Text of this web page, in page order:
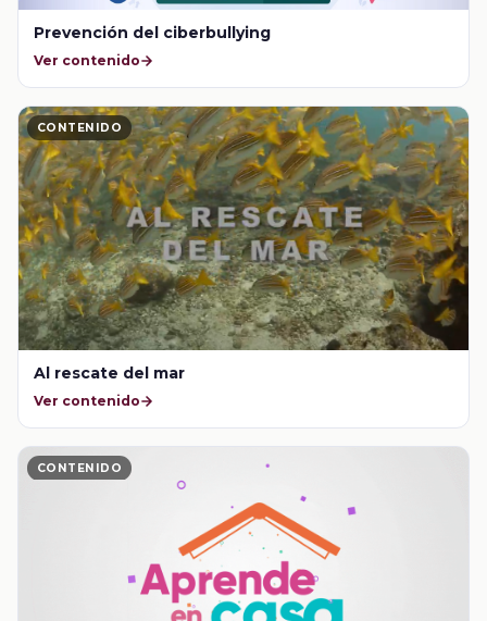
Prevención del ciberbullying
Ver contenido
CONTENIDO
Al rescate del mar
Ver contenido
CONTENIDO